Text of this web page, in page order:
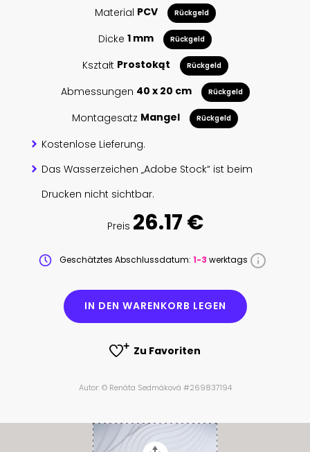
Material PCV Rückgeld
Dicke 1 mm Rückgeld
Kształt Prostokąt Rückgeld
Abmessungen 40 x 20 cm Rückgeld
Montagesatz Mangel Rückgeld
Kostenlose Lieferung.
Das Wasserzeichen „Adobe Stock“ ist beim
Drucken nicht sichtbar.
Preis 26.17 €
Geschätztes Abschlussdatum: 1-3 werktags
IN DEN WARENKORB LEGEN
Zu Favoriten
Autor: © Renáta Sedmáková #269837194